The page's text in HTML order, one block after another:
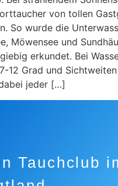
von tollen
So wurde die
Möwensee und
erkundet. Bei
12 Grad und
jeder […]
Tauchclub